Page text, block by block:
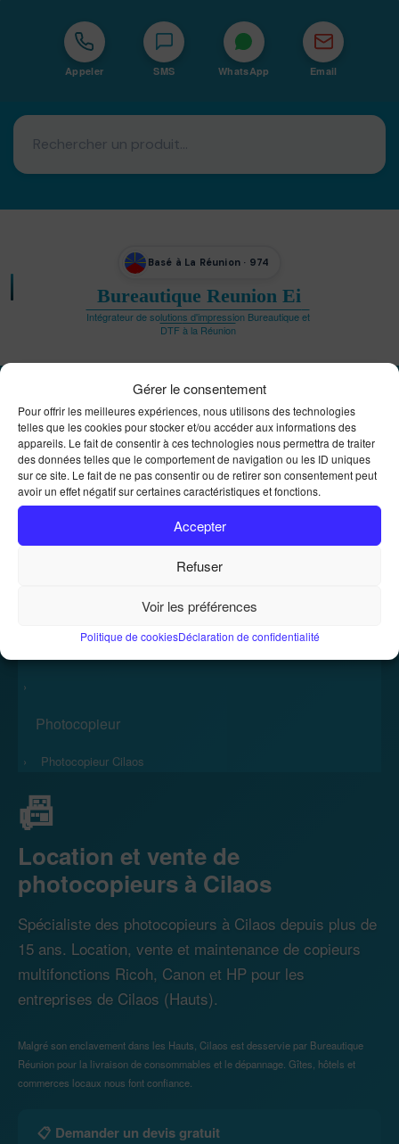
Gérer le consentement
Pour offrir les meilleures expériences, nous utilisons des technologies
telles que les cookies pour stocker et/ou accéder aux informations des
appareils. Le fait de consentir à ces technologies nous permettra de traiter
des données telles que le comportement de navigation ou les ID uniques
sur ce site. Le fait de ne pas consentir ou de retirer son consentement peut
avoir un effet négatif sur certaines caractéristiques et fonctions.
Accepter
Refuser
Voir les préférences
Politique de cookiesDéclaration de confidentialité
Appeler SMS WhatsApp Email
Basé à La Réunion · 974
Bureautique Reunion Ei
Intégrateur de solutions d'impression Bureautique et
DTF à la Réunion
Location de photocopieurs et
imprimantes
Accueil»Location de photocopieurs et imprimantes
›
Photocopieur
› Photocopieur Cilaos
📠
Location et vente de
photocopieurs à Cilaos
Spécialiste des photocopieurs à Cilaos depuis plus de
15 ans. Location, vente et maintenance de copieurs
multifonctions Ricoh, Canon et HP pour les
entreprises de Cilaos (Hauts).
Malgré son enclavement dans les Hauts, Cilaos est desservie par Bureautique
Réunion pour la livraison de consommables et le dépannage. Gîtes, hôtels et
commerces locaux nous font confiance.
📋 Demander un devis gratuit